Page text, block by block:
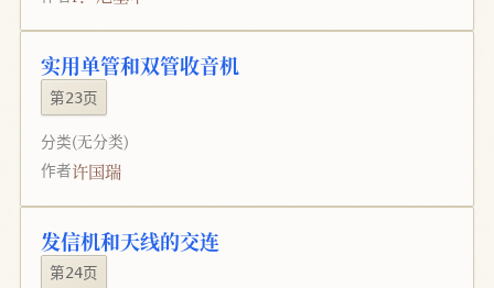
实用单管和双管收音机
第23页
分类(无分类)
作者许国瑞
发信机和天线的交连
第24页